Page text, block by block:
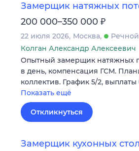
Замерщик натяжных
200 000–350 000 ₽
22 июля 2026 Москва
Колган Александр Алексеевич
Опытный замерщик натяжных
в день, компенсация ГСМ.
коллектив. График 5/2,
Показать ещё
Откликнуться
Замерщик кухонных